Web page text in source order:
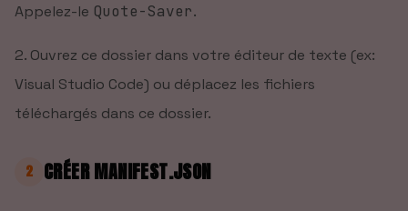
Appelez-le Quote-Saver.
Ouvrez ce dossier dans votre éditeur de texte (ex:
Visual Studio Code) ou déplacez les fichiers
téléchargés dans ce dossier.
2 CRÉER MANIFEST.JSON